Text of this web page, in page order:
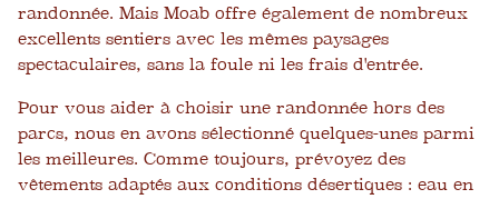
randonnée. Mais Moab offre également de nombreux
excellents sentiers avec les mêmes paysages
spectaculaires, sans la foule ni les frais d'entrée.
Pour vous aider à choisir une randonnée hors des
parcs, nous en avons sélectionné quelques-unes parmi
les meilleures. Comme toujours, prévoyez des
vêtements adaptés aux conditions désertiques : eau en